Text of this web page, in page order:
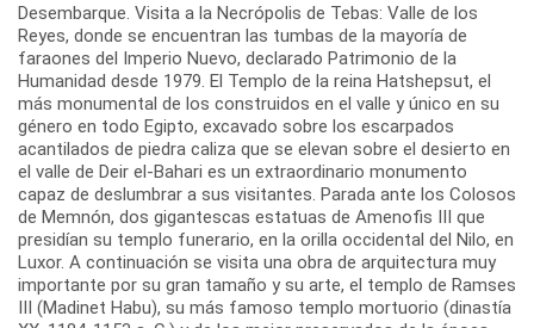
Desembarque. Visita a la Necrópolis de Tebas: Valle de los
Reyes, donde se encuentran las tumbas de la mayoría de
faraones del Imperio Nuevo, declarado Patrimonio de la
Humanidad desde 1979. El Templo de la reina Hatshepsut, el
más monumental de los construidos en el valle y único en su
género en todo Egipto, excavado sobre los escarpados
acantilados de piedra caliza que se elevan sobre el desierto en
el valle de Deir el-Bahari es un extraordinario monumento
capaz de deslumbrar a sus visitantes. Parada ante los Colosos
de Memnón, dos gigantescas estatuas de Amenofis III que
presidían su templo funerario, en la orilla occidental del Nilo, en
Luxor. A continuación se visita una obra de arquitectura muy
importante por su gran tamaño y su arte, el templo de Ramses
III (Madinet Habu), su más famoso templo mortuorio (dinastía